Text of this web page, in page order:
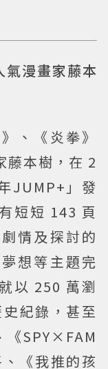
氣漫畫家藤本
、《炎拳》
藤本樹，在 2
JUMP+」發
短短 143 頁
情及探討的
想等主題完
以 250 萬瀏
紀錄，甚至
《SPY×FAM
《我推的孩